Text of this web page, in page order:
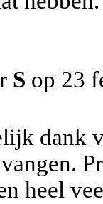
S op 23
dank
heel